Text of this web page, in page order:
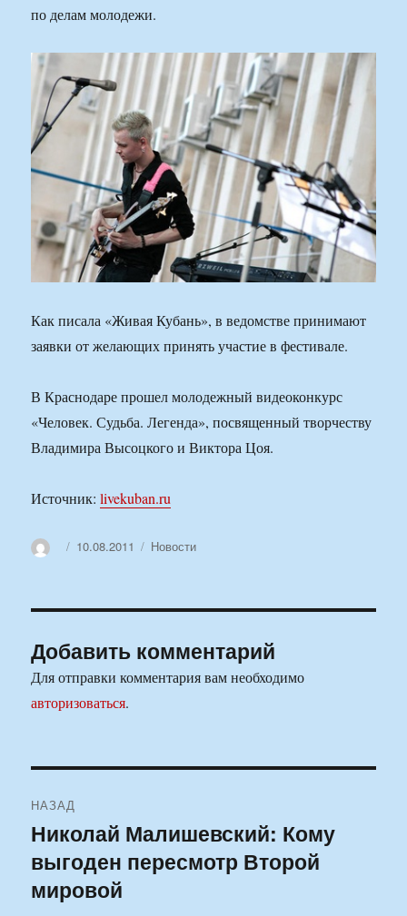
по делам молодежи.
Как писала «Живая Кубань», в ведомстве принимают
заявки от желающих принять участие в фестивале.
В Краснодаре прошел молодежный видеоконкурс
«Человек. Судьба. Легенда», посвященный творчеству
Владимира Высоцкого и Виктора Цоя.
Источник:livekuban.ru
АвторОпубликовано
10.08.2011 Рубрики
Новости
Добавить комментарий
Для отправки комментария вам необходимо
авторизоваться.
по
записям
НАЗАД
Предыдущая
запись:
Николай Малишевский: Кому
выгоден пересмотр Второй
мировой